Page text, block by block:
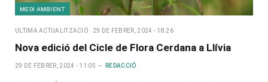
MEDI AMBIENT
ULTIMA ACTUALITZACIÓ 29 DE FEBRER, 2024 - 18:26
Nova edició del Cicle de Flora Cerdana a Llívia
29 DE FEBRER, 2024 - 11:05 REDACCIÓ